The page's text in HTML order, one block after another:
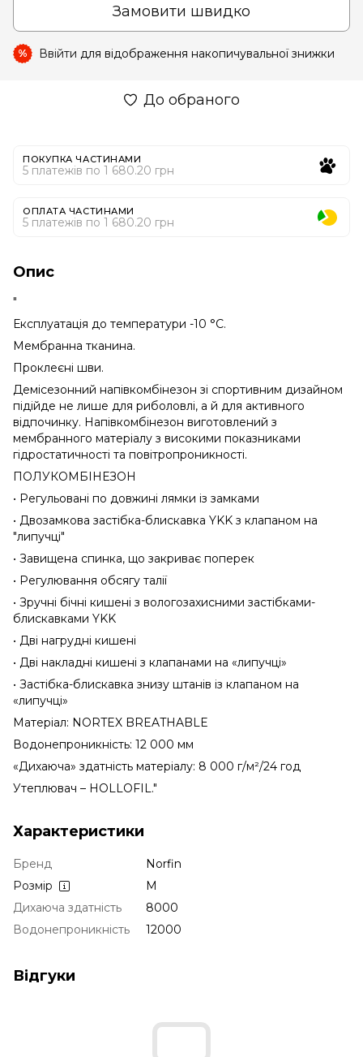
Замовити швидко
% Ввійти для відображення накопичувальної знижки
До обраного
ПОКУПКА ЧАСТИНАМИ
5 платежів по 1 680.20 грн
ОПЛАТА ЧАСТИНАМИ
5 платежів по 1 680.20 грн
Опис
"
Експлуатація до температури -10 °C.
Мембранна тканина.
Проклеєні шви.
Демісезонний напівкомбінезон зі спортивним дизайном
підійде не лише для риболовлі, а й для активного
відпочинку. Напівкомбінезон виготовлений з
мембранного матеріалу з високими показниками
гідростатичності та повітропроникності.
ПОЛУКОМБІНЕЗОН
• Регульовані по довжині лямки із замками
• Двозамкова застібка-блискавка YKK з клапаном на
"липучці"
• Завищена спинка, що закриває поперек
• Регулювання обсягу талії
• Зручні бічні кишені з вологозахисними застібками-
блискавками YKK
• Дві нагрудні кишені
• Дві накладні кишені з клапанами на «липучці»
• Застібка-блискавка знизу штанів із клапаном на
«липучці»
Матеріал: NORTEX BREATHABLE
Водонепроникність: 12 000 мм
«Дихаюча» здатність матеріалу: 8 000 г/м²/24 год
Утеплювач – HOLLOFIL."
Характеристики
Бренд
Norfin
Розмір
M
Дихаюча здатність
8000
Водонепроникність
12000
Відгуки